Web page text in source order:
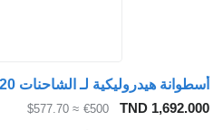
أسطوانة هيدروليكية لـ الشاحنات Renault PREMIUM 420
TND 1,692.000
€500
≈ $577.70